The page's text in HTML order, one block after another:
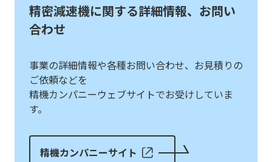
精密減速機に関する詳細情報、お問い
合わせ
事業の詳細情報や各種お問い合わせ、お見積りの
ご依頼などを
精機カンパニーウェブサイトでお受けしていま
す。
精機カンパニーサイト